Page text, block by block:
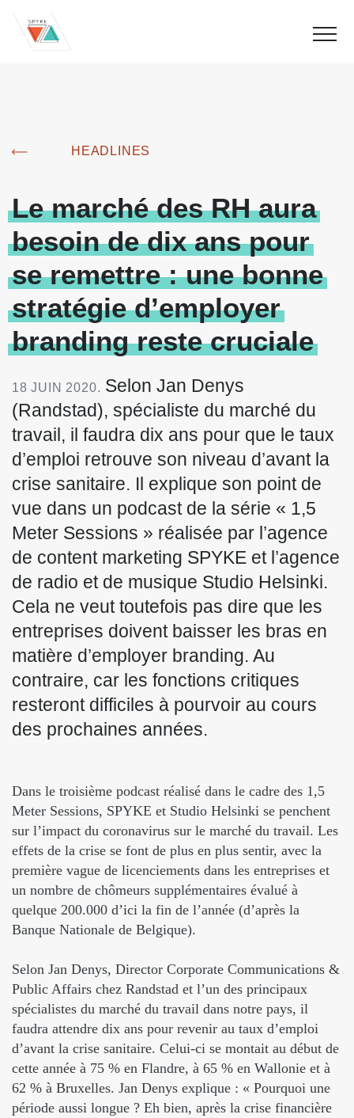
HEADLINES
Le marché des RH aura
besoin de dix ans pour
se remettre : une bonne
stratégie d’employer
branding reste cruciale
18 JUIN 2020. Selon Jan Denys
(Randstad), spécialiste du marché du
travail, il faudra dix ans pour que le taux
d’emploi retrouve son niveau d’avant la
crise sanitaire. Il explique son point de
vue dans un podcast de la série « 1,5
Meter Sessions » réalisée par l’agence
de content marketing SPYKE et l’agence
de radio et de musique Studio Helsinki.
Cela ne veut toutefois pas dire que les
entreprises doivent baisser les bras en
matière d’employer branding. Au
contraire, car les fonctions critiques
resteront difficiles à pourvoir au cours
des prochaines années.
Dans le troisième podcast réalisé dans le cadre des 1,5
Meter Sessions, SPYKE et Studio Helsinki se penchent
sur l’impact du coronavirus sur le marché du travail. Les
effets de la crise se font de plus en plus sentir, avec la
première vague de licenciements dans les entreprises et
un nombre de chômeurs supplémentaires évalué à
quelque 200.000 d’ici la fin de l’année (d’après la
Banque Nationale de Belgique).
Selon Jan Denys, Director Corporate Communications &
Public Affairs chez Randstad et l’un des principaux
spécialistes du marché du travail dans notre pays, il
faudra attendre dix ans pour revenir au taux d’emploi
d’avant la crise sanitaire. Celui-ci se montait au début de
cette année à 75 % en Flandre, à 65 % en Wallonie et à
62 % à Bruxelles. Jan Denys explique : « Pourquoi une
période aussi longue ? Eh bien, après la crise financière